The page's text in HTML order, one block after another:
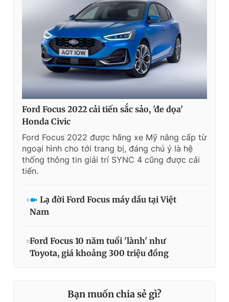
Ford Focus 2022 cải tiến sắc sảo, 'đe dọa'
Honda Civic
Ford Focus 2022 được hãng xe Mỹ nâng cấp từ
ngoại hình cho tới trang bị, đáng chú ý là hệ
thống thông tin giải trí SYNC 4 cũng được cải
tiến.
Lạ đời Ford Focus máy dầu tại Việt
Nam
Ford Focus 10 năm tuổi 'lành' như
Toyota, giá khoảng 300 triệu đồng
Bạn muốn chia sẻ gì?